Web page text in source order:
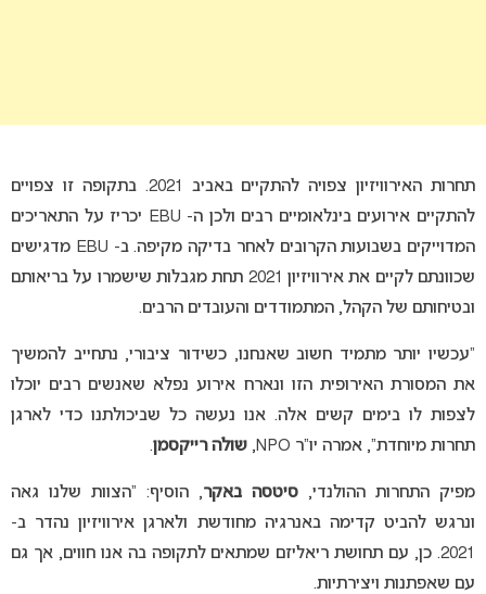
תחרות האירוויזיון צפויה להתקיים באביב 2021. בתקופה זו צפויים
להתקיים אירועים בינלאומיים רבים ולכן ה- EBU יכריז על התאריכים
המדוייקים בשבועות הקרובים לאחר בדיקה מקיפה. ב- EBU מדגישים
שכוונתם לקיים את אירוויזיון 2021 תחת מגבלות שישמרו על בריאותם
ובטיחותם של הקהל, המתמודדים והעובדים הרבים.
“עכשיו יותר מתמיד חשוב שאנחנו, כשידור ציבורי, נתחייב להמשיך
את המסורת האירופית הזו ונארח אירוע נפלא שאנשים רבים יוכלו
לצפות לו בימים קשים אלה. אנו נעשה כל שביכולתנו כדי לארגן
תחרות מיוחדת”, אמרה יו”ר NPO,
שולה רייקסמן.
מפיק התחרות ההולנדי, סיטסה באקר, הוסיף: “הצוות שלנו גאה
ונרגש להביט קדימה באנרגיה מחודשת ולארגן אירוויזיון נהדר ב-
2021. כן, עם תחושת ריאליזם שמתאים לתקופה בה אנו חווים, אך גם
עם שאפתנות ויצירתיות.